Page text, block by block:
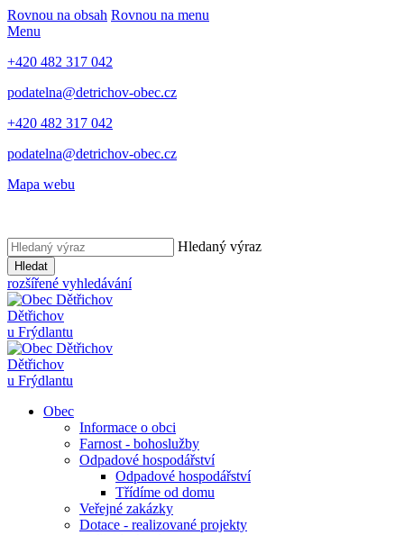
Rovnou na obsah Rovnou na menu
Menu
+420 482 317 042
podatelna@detrichov-obec.cz
+420 482 317 042
podatelna@detrichov-obec.cz
Mapa webu
Hledaný výraz
Hledat
rozšířené vyhledávání
Dětřichov
u Frýdlantu
Dětřichov
u Frýdlantu
Obec
Informace o obci
Farnost - bohoslužby
Odpadové hospodářství
Odpadové hospodářství
Třídíme od domu
Veřejné zakázky
Dotace - realizované projekty